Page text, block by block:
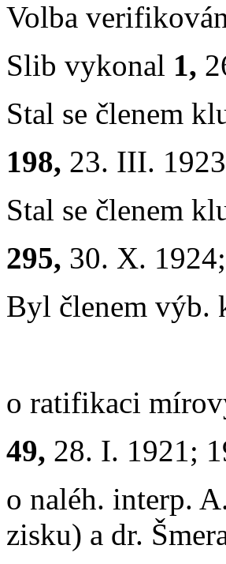
Volba
Slib vykonal 1,
Stal se členem
198, 23. III.
Stal se členem
295, 30. X.
Byl členem výb.
o ratifikaci
49, 28. I. 1921;
o naléh. interp.
zisku) a dr.